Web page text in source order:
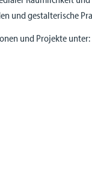
und gestalterische
und Projekte unter: